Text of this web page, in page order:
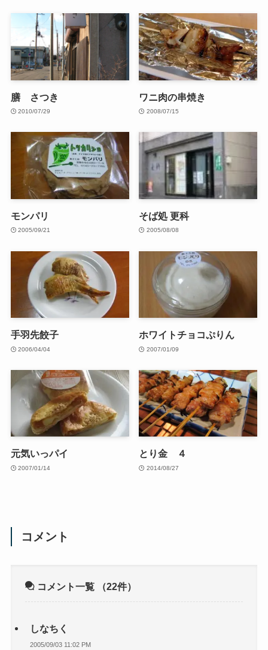
膳 さつき
2010/07/29
ワニ肉の串焼き
2008/07/15
モンパリ
2005/09/21
そば処 更科
2005/08/08
手羽先餃子
2006/04/04
ホワイトチョコぷりん
2007/01/09
元気いっパイ
2007/01/14
とり金 ４
2014/08/27
コメント
コメント一覧 （22件）
しなちく
2005/09/03 11:02 PM